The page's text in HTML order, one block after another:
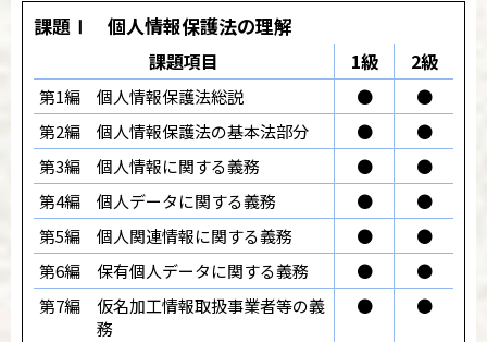
課題Ⅰ 個人情報保護法の理解
課題項目 1級 2級
第1編 個人情報保護法総説 ●
●
第2編
個人情報保護法の基本法部分 ●
●
第3編
個人情報に関する義務 ●
●
第4編
個人データに関する義務 ●
●
第5編
個人関連情報に関する義務 ●
●
第6編
保有個人データに関する義務 ●
●
第7編
仮名加工情報取扱事業者等の義
務
● ●